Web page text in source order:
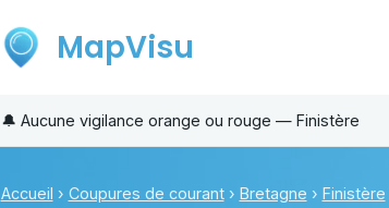
MapVisu
🔔 Aucune vigilance orange ou rouge — Finistère
Accueil › Coupures de courant› Bretagne › Finistère